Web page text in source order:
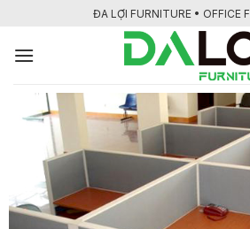
nội
ĐA LỢI FURNITURE • OFFICE